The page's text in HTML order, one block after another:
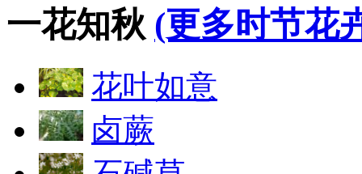
一花知秋 (更多时节花
花叶如意
卤蕨